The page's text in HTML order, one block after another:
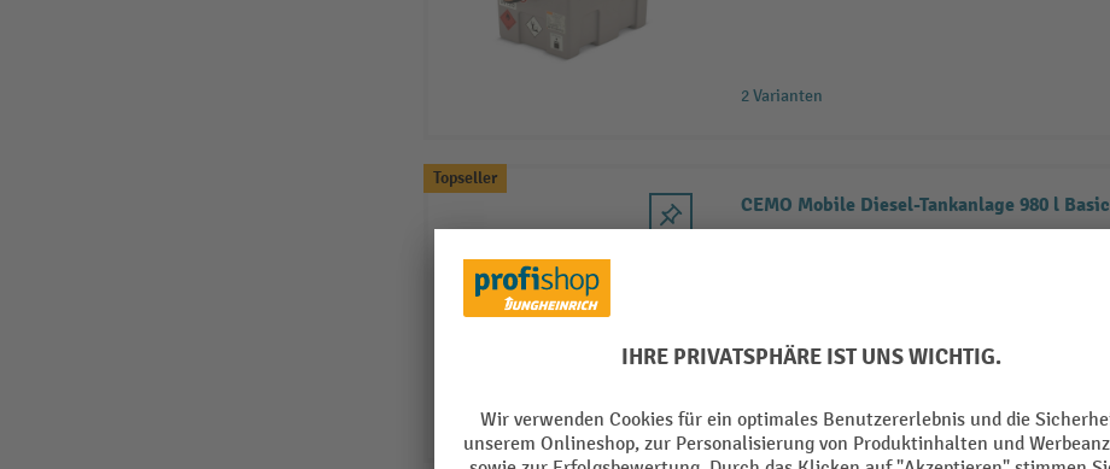
2 Varianten
Topseller
CEMO Mobile Diesel-Tankanlage 980 l Basic
3 Varianten